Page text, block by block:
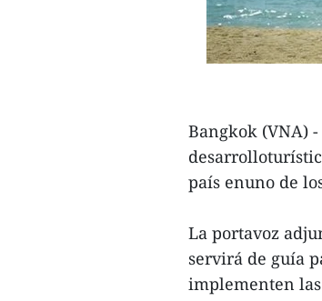
Bangkok (VNA)
país enuno de
La portavoz
servirá de guía
implementen